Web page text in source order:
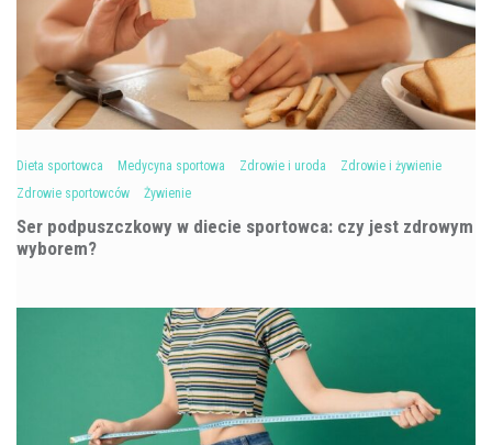
Dieta sportowca Medycyna sportowa Zdrowie i uroda
Zdrowie i żywienie
Zdrowie sportowców
Żywienie
Ser podpuszczkowy w diecie sportowca: czy jest zdrowym
wyborem?